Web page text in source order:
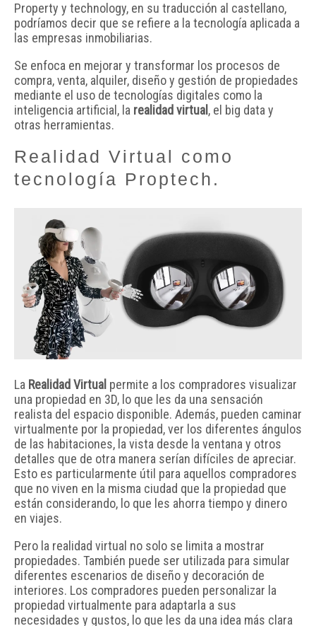
Property y technology, en su traducción al castellano,
podríamos decir que se refiere a la tecnología aplicada a
las empresas inmobiliarias.
Se enfoca en mejorar y transformar los procesos de
compra, venta, alquiler, diseño y gestión de propiedades
mediante el uso de tecnologías digitales como la
inteligencia artificial, la realidad virtual , el big data y
otras herramientas.
Realidad Virtual como
tecnología Proptech.
La Realidad Virtual permite a los compradores visualizar
una propiedad en 3D, lo que les da una sensación
realista del espacio disponible. Además, pueden caminar
virtualmente por la propiedad, ver los diferentes ángulos
de las habitaciones, la vista desde la ventana y otros
detalles que de otra manera serían difíciles de apreciar.
Esto es particularmente útil para aquellos compradores
que no viven en la misma ciudad que la propiedad que
están considerando, lo que les ahorra tiempo y dinero
en viajes.
Pero la realidad virtual no solo se limita a mostrar
propiedades. También puede ser utilizada para simular
diferentes escenarios de diseño y decoración de
interiores. Los compradores pueden personalizar la
propiedad virtualmente para adaptarla a sus
necesidades y gustos, lo que les da una idea más clara